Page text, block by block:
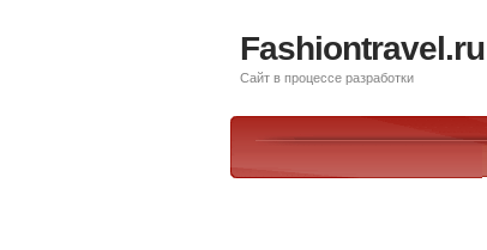
Fashiontravel.ru
Сайт в процессе разработки